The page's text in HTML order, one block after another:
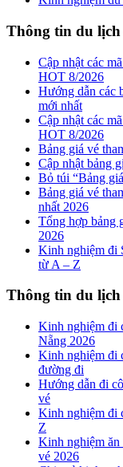
Thông tin du lịch
Cập nhật các
HOT 8/2026
Hướng dẫn các
mới nhất
Cập nhật các
HOT 8/2026
Bảng giá vé
Cập nhật bảng
Bỏ túi “Bảng
Bảng giá vé
nhất 2026
Tổng hợp bảng
2026
Kinh nghiệm đi
từ A – Z
Thông tin du
Kinh nghiệm đi
Nẵng 2026
Kinh nghiệm đi
đường đi
Hướng dẫn đi
vé
Kinh nghiệm đi
Z
Kinh nghiệm ăn
vé 2026